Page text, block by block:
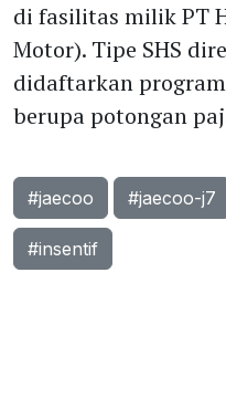
di fasilitas milik PT
Motor). Tipe SHS
didaftarkan program
berupa potongan
#jaecoo #jaecoo-j7
#insentif